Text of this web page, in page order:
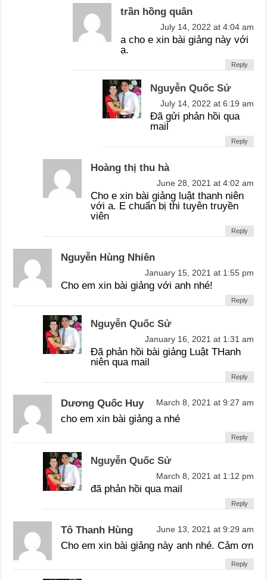
trần hồng quân
July 14, 2022 at 4:04 am
a cho e xin bài giảng này với
ạ.
Reply
Nguyễn Quốc Sử
July 14, 2022 at 6:19 am
Đã gửi phản hồi qua
mail
Reply
Hoàng thị thu hà
June 28, 2021 at 4:02 am
Cho e xin bài giảng luật thanh niên
với a. E chuẩn bị thi tuyên truyền
viên
Reply
Nguyễn Hùng Nhiên
January 15, 2021 at 1:55 pm
Cho em xin bài giảng với anh nhé!
Reply
Nguyễn Quốc Sử
January 16, 2021 at 1:31 am
Đã phản hồi bài giảng Luật THanh
niên qua mail
Reply
Dương Quốc Huy March 8, 2021 at 9:27 am
cho em xin bài giảng a nhé
Reply
Nguyễn Quốc Sử
March 8, 2021 at 1:12 pm
đã phản hồi qua mail
Reply
Tô Thanh Hùng June 13, 2021 at 9:29 am
Cho em xin bài giảng này anh nhé. Cảm ơn
Reply